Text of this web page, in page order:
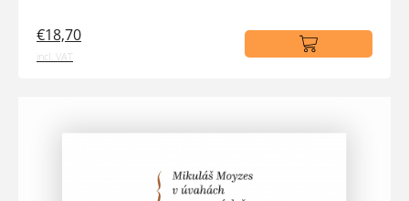
€18,70
incl. VAT